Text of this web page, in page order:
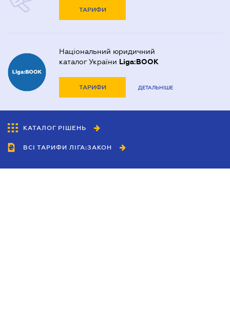
ТАРИФИ
Національний юридичний
каталог України Liga:BOOK
ТАРИФИ ДЕТАЛЬНІШЕ
КАТАЛОГ РІШЕНЬ
ВСІ ТАРИФИ ЛІГА:ЗАКОН